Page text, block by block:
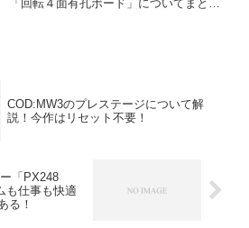
「回転４面有孔ボード」についてまとめ
COD:MW3のプレステージについて解
説！今作はリセット不要！
「PX248
も仕事も快適
る！